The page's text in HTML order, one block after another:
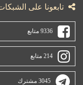
تابعونا على
9336 متابع
214 متابع
3045 مشترك